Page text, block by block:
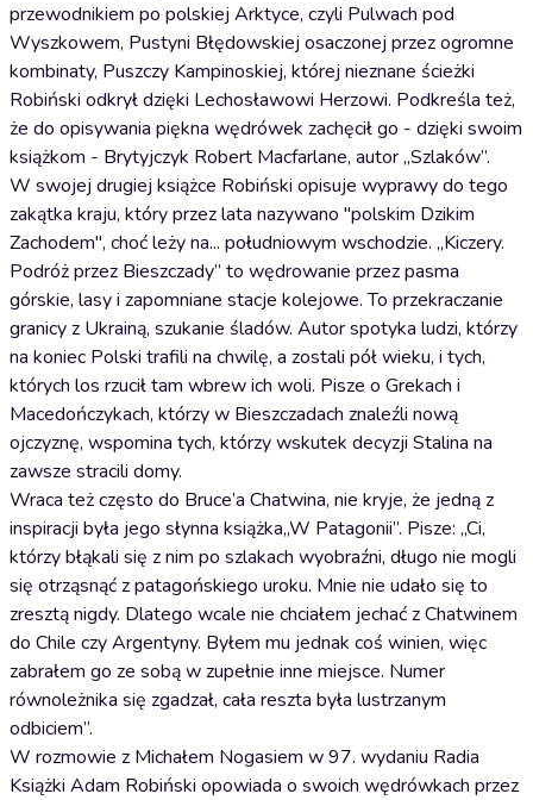
przewodnikiem po polskiej Arktyce, czyli Pulwach pod
Wyszkowem, Pustyni Błędowskiej osaczonej przez ogromne
kombinaty, Puszczy Kampinoskiej, której nieznane ścieżki
Robiński odkrył dzięki Lechosławowi Herzowi. Podkreśla też,
że do opisywania piękna wędrówek zachęcił go - dzięki swoim
książkom - Brytyjczyk Robert Macfarlane, autor „Szlaków”.
W swojej drugiej książce Robiński opisuje wyprawy do tego
zakątka kraju, który przez lata nazywano "polskim Dzikim
Zachodem", choć leży na... południowym wschodzie. „Kiczery.
Podróż przez Bieszczady” to wędrowanie przez pasma
górskie, lasy i zapomniane stacje kolejowe. To przekraczanie
granicy z Ukrainą, szukanie śladów. Autor spotyka ludzi, którzy
na koniec Polski trafili na chwilę, a zostali pół wieku, i tych,
których los rzucił tam wbrew ich woli. Pisze o Grekach i
Macedończykach, którzy w Bieszczadach znaleźli nową
ojczyznę, wspomina tych, którzy wskutek decyzji Stalina na
zawsze stracili domy.
Wraca też często do Bruce’a Chatwina, nie kryje, że jedną z
inspiracji była jego słynna książka„W Patagonii”. Pisze: „Ci,
którzy błąkali się z nim po szlakach wyobraźni, długo nie mogli
się otrząsnąć z patagońskiego uroku. Mnie nie udało się to
zresztą nigdy. Dlatego wcale nie chciałem jechać z Chatwinem
do Chile czy Argentyny. Byłem mu jednak coś winien, więc
zabrałem go ze sobą w zupełnie inne miejsce. Numer
równoleżnika się zgadzał, cała reszta była lustrzanym
odbiciem”.
W rozmowie z Michałem Nogasiem w 97. wydaniu Radia
Książki Adam Robiński opowiada o swoich wędrówkach przez